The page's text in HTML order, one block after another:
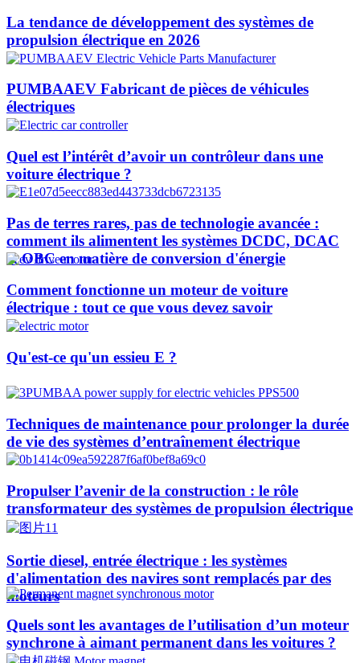
La tendance de développement des systèmes de
propulsion électrique en 2026
PUMBAAEV Fabricant de pièces de véhicules
électriques
Quel est l’intérêt d’avoir un contrôleur dans une
voiture électrique ?
Pas de terres rares, pas de technologie avancée :
comment ils alimentent les systèmes DCDC, DCAC
et OBC en matière de conversion d'énergie
Comment fonctionne un moteur de voiture
électrique : tout ce que vous devez savoir
Qu'est-ce qu'un essieu E ?
Techniques de maintenance pour prolonger la durée
de vie des systèmes d’entraînement électrique
Propulser l’avenir de la construction : le rôle
transformateur des systèmes de propulsion électrique
Sortie diesel, entrée électrique : les systèmes
d'alimentation des navires sont remplacés par des
moteurs
Quels sont les avantages de l’utilisation d’un moteur
synchrone à aimant permanent dans les voitures ?